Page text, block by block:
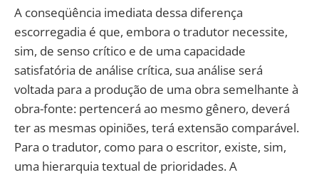
A conseqüência imediata dessa diferença
escorregadia é que, embora o tradutor necessite,
sim, de senso crítico e de uma capacidade
satisfatória de análise crítica, sua análise será
voltada para a produção de uma obra semelhante à
obra-fonte: pertencerá ao mesmo gênero, deverá
ter as mesmas opiniões, terá extensão comparável.
Para o tradutor, como para o escritor, existe, sim,
uma hierarquia textual de prioridades. A